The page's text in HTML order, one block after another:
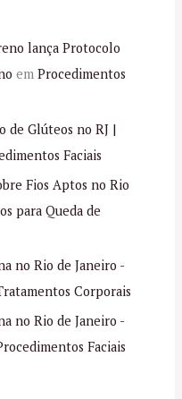
lança Protocolo
em Procedimentos
de Glúteos no RJ |
Faciais
Fios Aptos no Rio
para Queda de
no Rio de Janeiro -
Corporais
no Rio de Janeiro -
Faciais